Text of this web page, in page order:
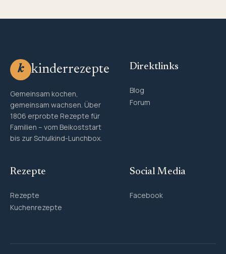
k kinderrezepte
Gemeinsam kochen,
gemeinsam wachsen. Über
1806 erprobte Rezepte für
Familien – vom Beikoststart
bis zur Schulkind-Lunchbox.
Direktlinks
Blog
Forum
Rezepte
Rezepte
Kuchenrezepte
Social Media
Facebook